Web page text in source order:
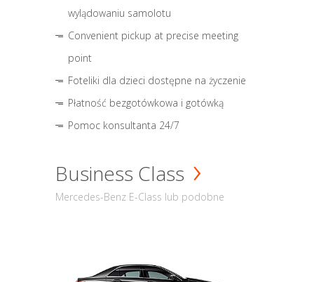
wylądowaniu samolotu
Convenient pickup at precise meeting
point
Foteliki dla dzieci dostępne na życzenie
Płatność bezgotówkowa i gotówką
Pomoc konsultanta 24/7
Business Class
Mercedes-Benz E-Class lub podobne